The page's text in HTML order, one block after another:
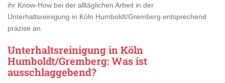
ihr Know-How bei der alltäglichen Arbeit in der
Unterhaltsreinigung in Köln Humboldt/Gremberg entsprechend
präzise an.
Unterhaltsreinigung in Köln
Humboldt/Gremberg: Was ist
ausschlaggebend?